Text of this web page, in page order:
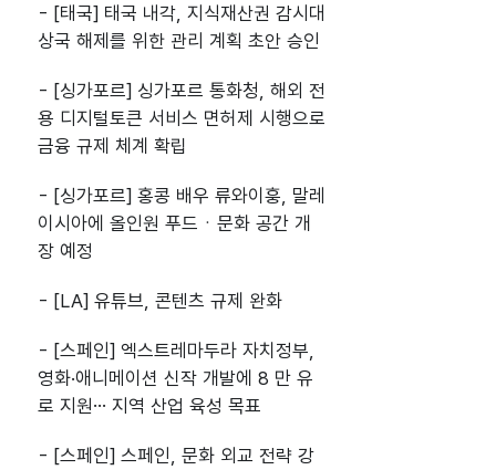
- [태국] 태국 내각, 지식재산권 감시대
상국 해제를 위한 관리 계획 초안 승인
- [싱가포르] 싱가포르 통화청, 해외 전
용 디지털토큰 서비스 면허제 시행으로
금융 규제 체계 확립
- [싱가포르] 홍콩 배우 류와이훙, 말레
이시아에 올인원 푸드ㆍ문화 공간 개
장 예정
- [LA] 유튜브, 콘텐츠 규제 완화
- [스페인] 엑스트레마두라 자치정부,
영화·애니메이션 신작 개발에 8 만 유
로 지원… 지역 산업 육성 목표
- [스페인] 스페인, 문화 외교 전략 강